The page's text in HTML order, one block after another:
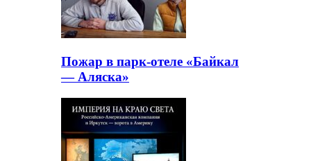
Пожар в парк-отеле «Байкал
— Аляска»